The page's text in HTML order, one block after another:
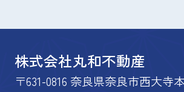
株式会社丸和不動産
〒631-0816 奈良県奈良市西大寺